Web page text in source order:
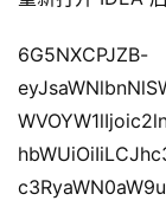
6G5NXCPJZB-